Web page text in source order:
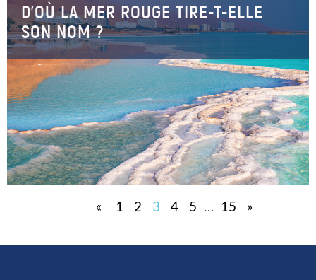
D’OÙ LA MER ROUGE TIRE-T-ELLE
SON NOM ?
« 1 2 3 4 5 … 15 »